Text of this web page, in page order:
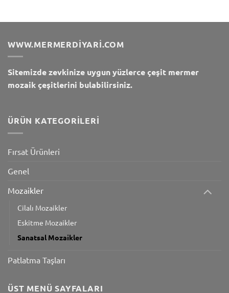
WWW.MERMERDIYARI.COM
Sitemizde zevkinize uygun yüzlerce çeşit mermer
mozaik çeşitlerini bulabilirsiniz.
ÜRÜN KATEGORILERI
Fırsat Ürünleri
Genel
Mozaikler
Cilalı Mozaikler
Eskitme Mozaikler
Sanatsal Mozaikler
Patlatma Taşları
ÜST MENÜ SAYFALARI